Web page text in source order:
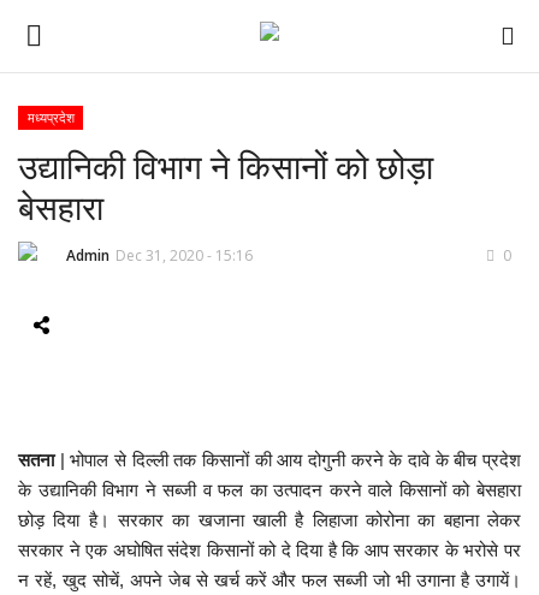
ई-पेपर
होम
देश
दुनिया
मध्यप्रदेश
उद्यानिकी विभाग ने किसानों को छोड़ा
बेसहारा
Admin Dec 31, 2020 - 15:16 0
सतना | भोपाल से दिल्ली तक किसानों की आय दोगुनी करने के दावे के बीच प्रदेश
के उद्यानिकी विभाग ने सब्जी व फल का उत्पादन करने वाले किसानों को बेसहारा
छोड़ दिया है। सरकार का खजाना खाली है लिहाजा कोरोना का बहाना लेकर
सरकार ने एक अघोषित संदेश किसानों को दे दिया है कि आप सरकार के भरोसे पर
न रहें, खुद सोचें, अपने जेब से खर्च करें और फल सब्जी जो भी उगाना है उगायें।